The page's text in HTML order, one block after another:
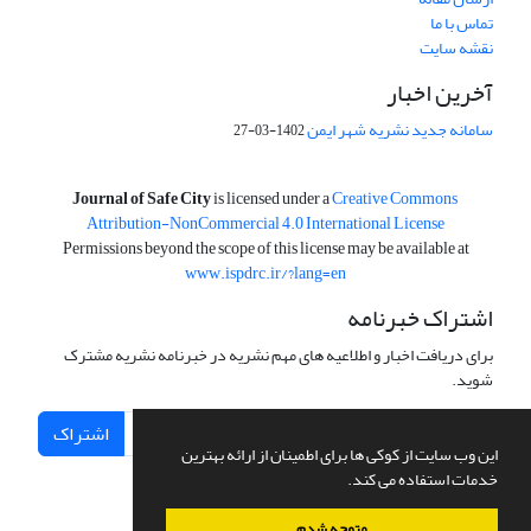
این وب سایت از کوکی ها برای اطمینان از ارائه بهترین
خدمات استفاده می کند.
تماس با ما
نقشه سایت
آخرین اخبار
سامانه جدید نشریه شهر ایمن1402-03-27
Journal of Safe City
is licensed under aCreative Commons
Attribution-NonCommercial 4.0 International License
Permissions beyond the scope of this license may be available at
www.ispdrc.ir/?lang=en
اشتراک خبرنامه
برای دریافت اخبار و اطلاعیه های مهم نشریه در خبرنامه نشریه مشترک
شوید.
اشتراک